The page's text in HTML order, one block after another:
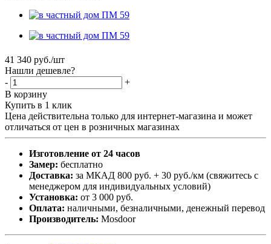
41 340 руб./шт
Нашли дешевле?
-
+
В корзину
Купить в 1 клик
Цена действительна только для интернет-магазина и может
отличаться от цен в розничных магазинах
Изготовление от 24 часов
Замер: бесплатно
Доставка: за МКАД 800 руб. + 30 руб./км (свяжитесь с
менеджером для индивидуальных условий)
Установка: от 3 000 руб.
Оплата: наличными, безналичными, денежный перевод
Производитель: Mosdoor